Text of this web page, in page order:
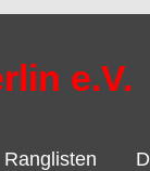
e.V.
Ranglisten